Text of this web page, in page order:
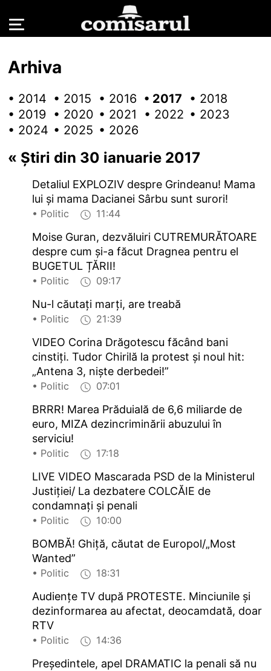
Arhiva
• 2014 • 2015 • 2016 • 2017
• 2018
• 2019 • 2020 • 2021 • 2022 • 2023
• 2024 • 2025 • 2026
« Știri din 30 ianuarie 2017
Detaliul EXPLOZIV despre Grindeanu! Mama
lui și mama Dacianei Sârbu sunt surori!
• Politic 11:44
Moise Guran, dezvăluiri CUTREMURĂTOARE
despre cum și-a făcut Dragnea pentru el
BUGETUL ȚĂRII!
• Politic 09:17
Nu-l căutați marți, are treabă
• Politic 21:39
VIDEO Corina Drăgotescu făcând bani
cinstiți. Tudor Chirilă la protest și noul hit:
„Antena 3, niște derbedei!”
• Politic 07:01
BRRR! Marea Prăduială de 6,6 miliarde de
euro, MIZA dezincriminării abuzului în
serviciu!
• Politic 17:18
LIVE VIDEO Mascarada PSD de la Ministerul
Justiției/ La dezbatere COLCĂIE de
condamnați și penali
• Politic 10:00
BOMBĂ! Ghiță, căutat de Europol/„Most
Wanted”
• Politic 18:31
Audiențe TV după PROTESTE. Minciunile și
dezinformarea au afectat, deocamdată, doar
RTV
• Politic 14:36
Președintele, apel DRAMATIC la penali să nu